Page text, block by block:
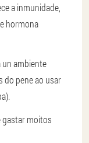
a inmunidade,
hormona
un ambiente
do pene ao usar
gastar moitos